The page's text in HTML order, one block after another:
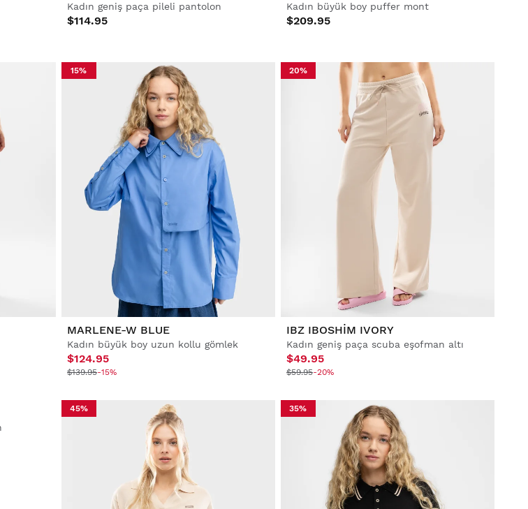
Kadın geniş paça pileli pantolon
$114.95
Kadın büyük boy puffer mont
$209.95
15%
MARLENE-W BLUE
Kadın büyük boy uzun kollu gömlek
$124.95
$139.95-15%
20%
IBZ IBOSHIM IVORY
Kadın geniş paça scuba eşofman altı
$49.95
$59.95-20%
45% 35%